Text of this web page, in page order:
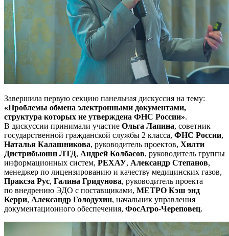
Завершила первую секцию панельная дискуссия на тему:
«Проблемы обмена электронными документами,
структура которых не утверждена ФНС России».
В дискуссии принимали участие Ольга Лапина, советник
государственной гражданской службы 2 класса, ФНС России,
Наталья Калашникова, руководитель проектов, Хилти
Дистрибьюшн ЛТД, Андрей Колбасов, руководитель группы
информационных систем, РЕХАУ, Александр Степанов,
менеджер по лицензированию и качеству медицинских газов,
Праксэа Рус, Галина Гридунова, руководитель проекта
по внедрению ЭДО с поставщиками, МЕТРО Кэш энд
Керри, Александр Голодухин, начальник управления
документационного обеспечения, ФосАгро-Череповец.